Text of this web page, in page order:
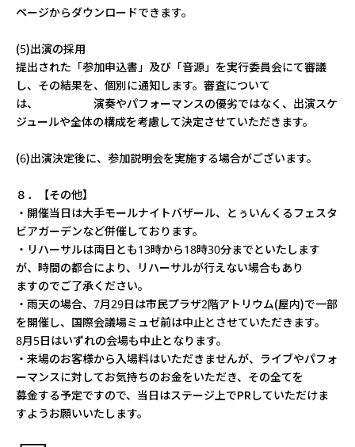
ページからダウンロードできます。
(5)出演の採用
提出された「参加申込書」及び「音源」を実行委員会にて審議
し、その結果を、個別に通知します。審査について
は、 演奏やパフォーマンスの優劣ではなく、出演スケ
ジュールや全体の構成を考慮して決定させていただきます。
(6)出演決定後に、参加説明会を実施する場合がございます。
８．【その他】
・開催当日は大手モールナイトバザール、とぅいんくるフェスタ
ビアガーデンなど併催しております。
・リハーサルは両日とも13時から18時30分までといたします
が、時間の都合により、リハーサルが行えない場合もあり
ますのでご了承ください。
・雨天の場合、7月29日は市民プラザ2階アトリウム(屋内)で一部
を開催し、国際会議場ミュゼ前は中止とさせていただきます。
8月5日はいずれの会場も中止となります。
・来場のお客様から入場料はいただきませんが、ライブやパフォ
ーマンスに対してお気持ちのお金をいただき、その全てを
募金する予定ですので、当日はステージ上でPRしていただけま
すようお願いいたします。